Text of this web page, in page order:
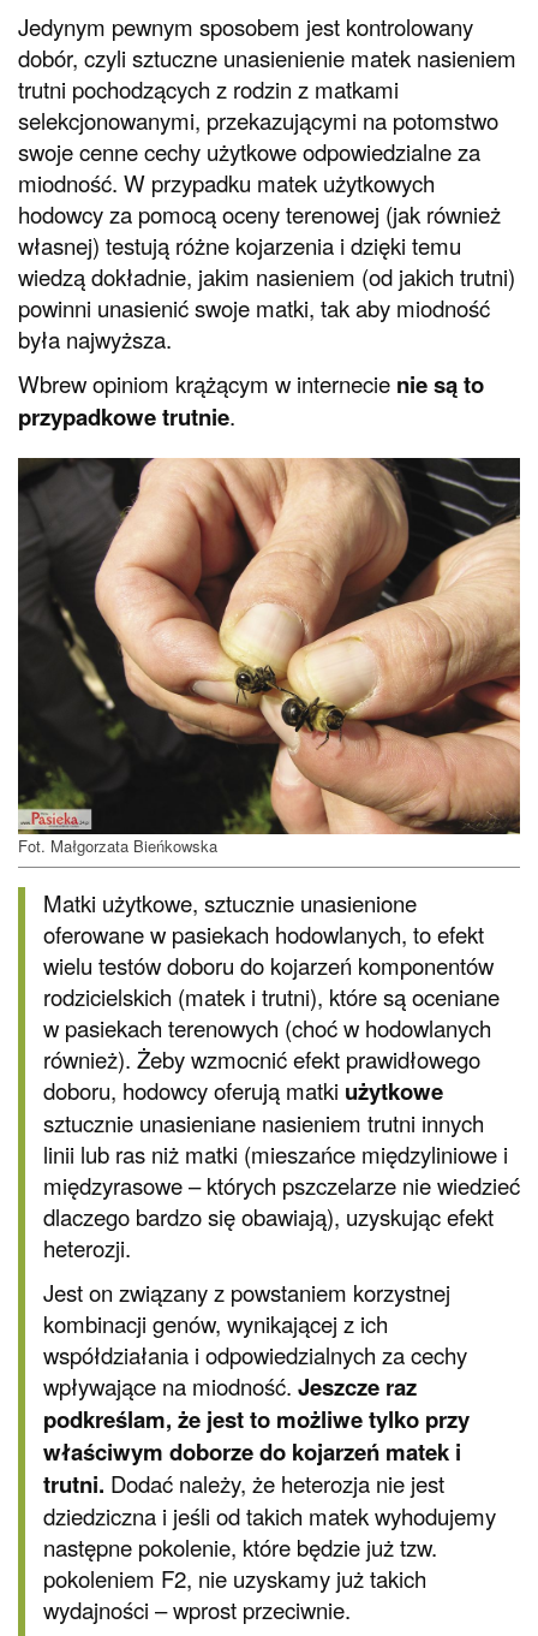
Jedynym pewnym sposobem jest kontrolowany
dobór, czyli sztuczne unasienienie matek nasieniem
trutni pochodzących z rodzin z matkami
selekcjonowanymi, przekazującymi na potomstwo
swoje cenne cechy użytkowe odpowiedzialne za
miodność. W przypadku matek użytkowych
hodowcy za pomocą oceny terenowej (jak również
własnej) testują różne kojarzenia i dzięki temu
wiedzą dokładnie, jakim nasieniem (od jakich trutni)
powinni unasienić swoje matki, tak aby miodność
była najwyższa.
Wbrew opiniom krążącym w internecie nie są to
przypadkowe trutnie.
Fot. Małgorzata Bieńkowska
Matki użytkowe, sztucznie unasienione
oferowane w pasiekach hodowlanych, to efekt
wielu testów doboru do kojarzeń komponentów
rodzicielskich (matek i trutni), które są oceniane
w pasiekach terenowych (choć w hodowlanych
również). Żeby wzmocnić efekt prawidłowego
doboru, hodowcy oferują matki użytkowe
sztucznie unasieniane nasieniem trutni innych
linii lub ras niż matki (mieszańce międzyliniowe i
międzyrasowe – których pszczelarze nie wiedzieć
dlaczego bardzo się obawiają), uzyskując efekt
heterozji.
Jest on związany z powstaniem korzystnej
kombinacji genów, wynikającej z ich
współdziałania i odpowiedzialnych za cechy
wpływające na miodność. Jeszcze raz
podkreślam, że jest to możliwe tylko przy
właściwym doborze do kojarzeń matek i
trutni. Dodać należy, że heterozja nie jest
dziedziczna i jeśli od takich matek wyhodujemy
następne pokolenie, które będzie już tzw.
pokoleniem F2, nie uzyskamy już takich
wydajności – wprost przeciwnie.